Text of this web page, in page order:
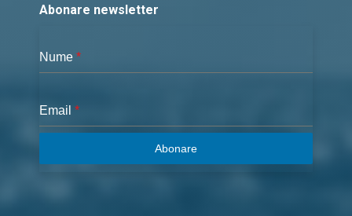
Abonare newsletter
Nume *
Email *
Abonare